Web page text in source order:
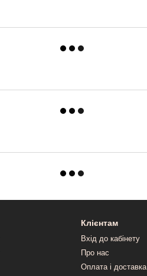
Клієнтам
Вхід до кабінету
Про нас
Оплата і доставка